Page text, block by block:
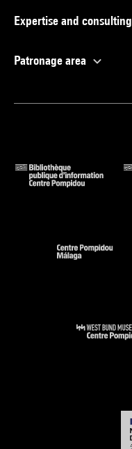
Expertise and consulting
Patronage area